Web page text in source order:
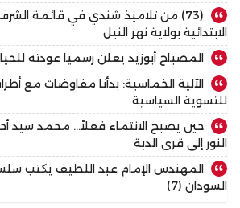
(73) من تلاميذ شندي في قائمة الشرف
الابتدائية بولاية نهر النيل
المصباح أبوزيد يعلن رسميا عودته
الآلية الخماسية: بدأنا مفاوضات مع
للتسوية السياسية
حين يصبح الانتماء فعلاً… محمد سيد
النور إلى قرى الدبة
المهندس الإمام عبد اللطيف يكتب
السودان (7)